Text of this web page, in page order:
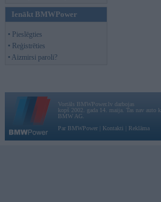
Ienākt BMWPower
• Pieslēgties
• Reģistrēties
• Aizmirsi paroli?
Vortāls BMWPower.lv darbojas
kopš 2002. gada 14. maija. Tas nav auto
BMW AG.
Par BMWPower
Kontakti Reklāma